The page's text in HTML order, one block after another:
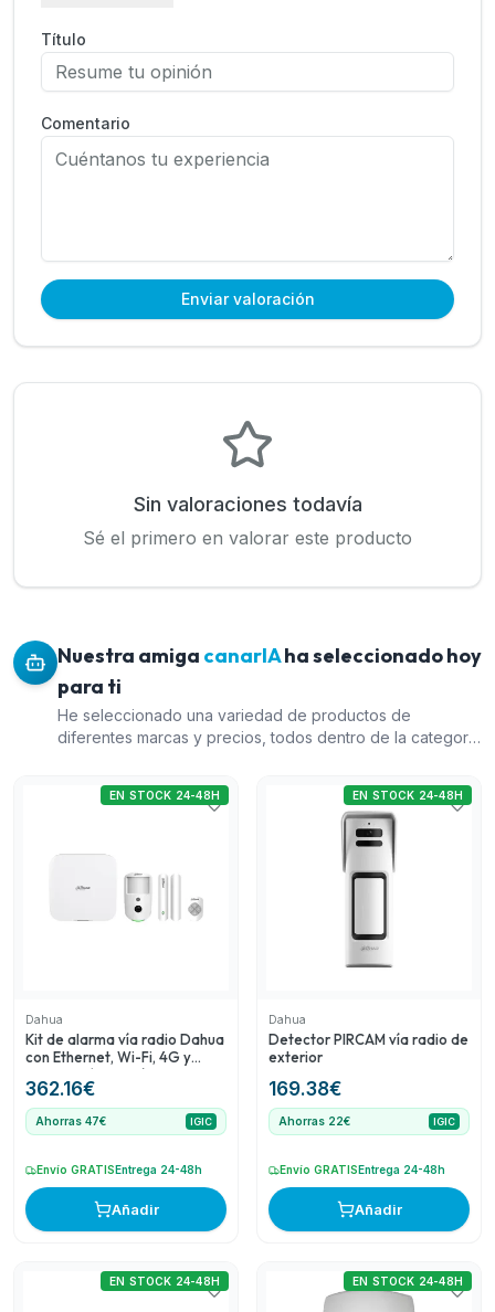
Título
Comentario
Enviar valoración
Sin valoraciones todavía
Sé el primero en valorar este producto
Nuestra amiga canarIAha seleccionado hoy
para ti
He seleccionado una variedad de productos de
diferentes marcas y precios, todos dentro de la categoría
ofrece una completa solución de seguridad con múltiples
conexiones. El Detector PIRCAM vía radio de exterior de
Dahua (índice 10) es ideal para complementar sistemas
de seguridad al aire libre. El teclado con pantalla táctil de
Paradox (índice 13) añade facilidad de uso y
funcionalidad con un sensor de temperatura integrado.
Finalmente, el Detector de doble tecnología vía radio de
Pyronix (índice 28) usa tecnología avanzada para mayor
Dahua
Kit de alarma vía radio Dahua
con Ethernet, Wi-Fi, 4G y
verificación por vídeo
362.16€
EN STOCK 24-48H
Ahorras 47€ IGIC
Envío GRATISEntrega 24-48h
Añadir
Dahua
Detector PIRCAM vía radio de
exterior
169.38€
EN STOCK 24-48H
Ahorras 22€ IGIC
Envío GRATISEntrega 24-48h
Añadir
EN STOCK 24-48H EN STOCK 24-48H